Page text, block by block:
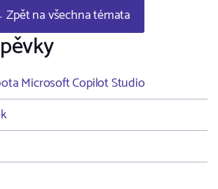
na všechna témata
Microsoft Copilot Studio